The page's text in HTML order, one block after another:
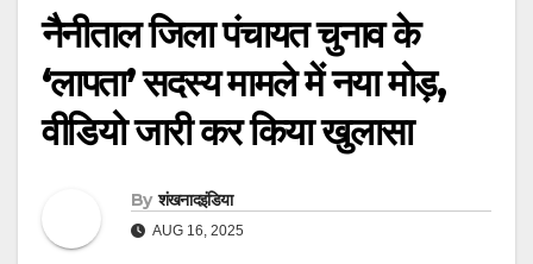
नैनीताल जिला पंचायत चुनाव के
‘लापता’ सदस्य मामले में नया मोड़,
वीडियो जारी कर किया खुलासा
By शंखनादइंडिया
AUG 16, 2025